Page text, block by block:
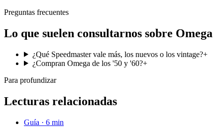
Preguntas frecuentes
Lo que suelen consultarnos sobre Omega
¿Qué Speedmaster vale más, los nuevos o los vintage?+
¿Compran Omega de los '50 y '60?+
Para profundizar
Lecturas relacionadas
Guía · 6 min